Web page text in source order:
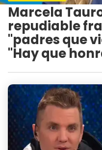
Marcela
repudiable
"padres que
"Hay que